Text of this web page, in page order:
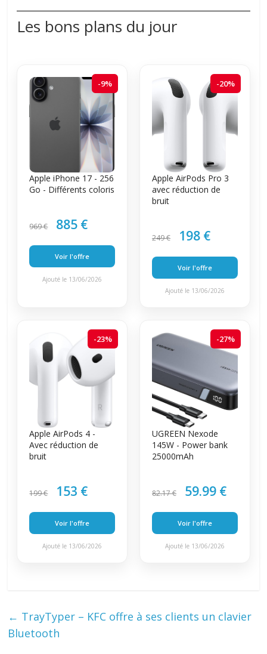
Les bons plans du jour
-9%
Apple iPhone 17 - 256
Go - Différents coloris
969 € 885 €
Voir l'offre
Ajouté le 13/06/2026
-20%
Apple AirPods Pro 3
avec réduction de
bruit
249 € 198 €
Voir l'offre
Ajouté le 13/06/2026
-23%
Apple AirPods 4 -
Avec réduction de
bruit
199 € 153 €
Voir l'offre
Ajouté le 13/06/2026
-27%
UGREEN Nexode
145W - Power bank
25000mAh
82.17 € 59.99 €
Voir l'offre
Ajouté le 13/06/2026
← TrayTyper – KFC offre à ses clients un clavier
Bluetooth